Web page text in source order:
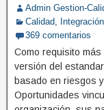
Admin Gestion-
Calidad,
369 comentarios
Como requisito
versión del
basado en riesgos
Oportunidades